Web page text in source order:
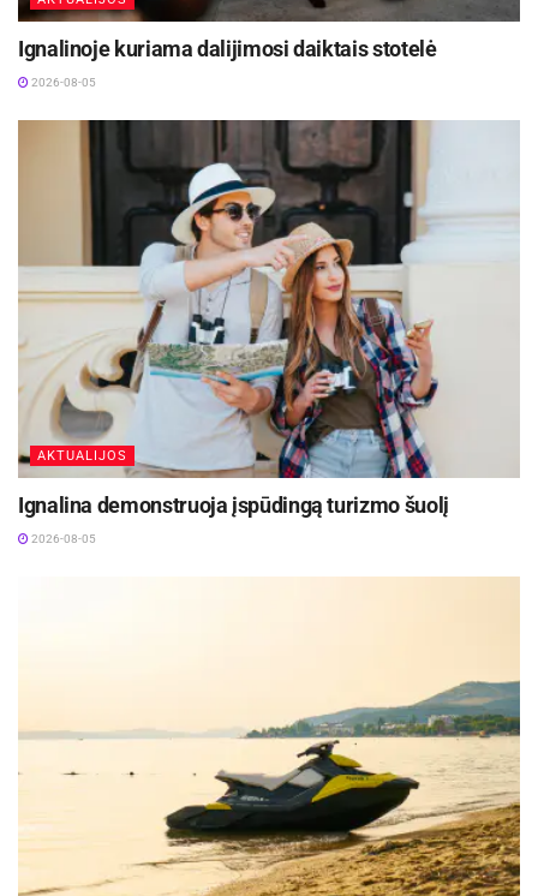
Ignalinoje kuriama dalijimosi daiktais stotelė
2026-08-05
AKTUALIJOS
Ignalina demonstruoja įspūdingą turizmo šuolį
2026-08-05